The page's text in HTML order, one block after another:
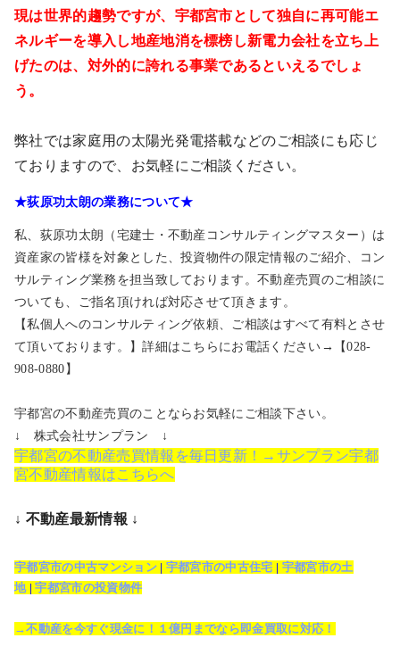
現は世界的趨勢ですが、宇都宮市として独自に再可能エ
ネルギーを導入し地産地消を標榜し新電力会社を立ち上
げたのは、対外的に誇れる事業であるといえるでしょ
う。
弊社では家庭用の太陽光発電搭載などのご相談にも応じ
ておりますので、お気軽にご相談ください。
★荻原功太朗の業務について★
私、荻原功太朗（宅建士・不動産コンサルティングマスター）は
資産家の皆様を対象とした、投資物件の限定情報のご紹介、コン
サルティング業務を担当致しております。不動産売買のご相談に
ついても、ご指名頂ければ対応させて頂きます。
【私個人へのコンサルティング依頼、ご相談はすべて有料とさせ
て頂いております。】詳細はこちらにお電話ください→【028-
908-0880】
宇都宮の不動産売買のことならお気軽にご相談下さい。
↓ 株式会社サンプラン ↓
宇都宮の不動産売買情報を毎日更新！→サンプラン宇都
宮不動産情報はこちらへ
↓ 不動産最新情報 ↓
宇都宮市の中古マンション| 宇都宮市の中古住宅 | 宇都宮市の土
地|宇都宮市の投資物件
→不動産を今すぐ現金に！１億円までなら即金買取に対応！